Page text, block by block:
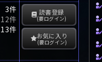
3件
12件
13件
読書登録
(要ログイン)
お気に入り
(要ログイン)